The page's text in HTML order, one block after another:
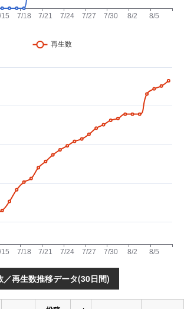
再生数推移データ(30日間)